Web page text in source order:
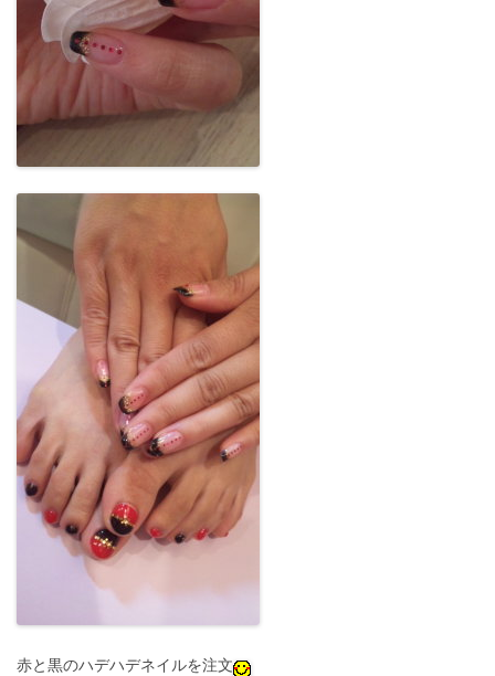
赤と黒のハデハデネイルを注文